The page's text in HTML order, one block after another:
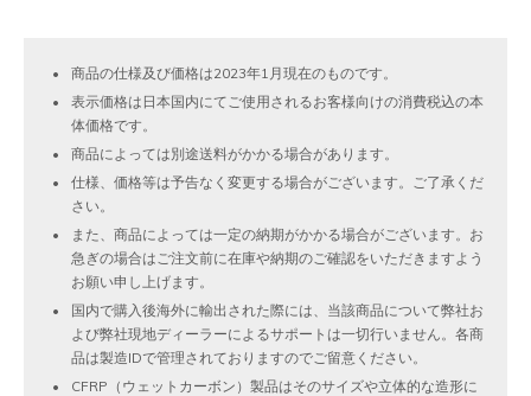
商品の仕様及び価格は2023年1月現在のものです。
表示価格は日本国内にてご使用されるお客様向けの消費税込の本
体価格です。
商品によっては別途送料がかかる場合があります。
仕様、価格等は予告なく変更する場合がございます。ご了承くだ
さい。
また、商品によっては一定の納期がかかる場合がございます。お
急ぎの場合はご注文前に在庫や納期のご確認をいただきますよう
お願い申し上げます。
国内で購入後海外に輸出された際には、当該商品について弊社お
よび弊社現地ディーラーによるサポートは一切行いません。各商
品は製造IDで管理されておりますのでご留意ください。
CFRP（ウェットカーボン）製品はそのサイズや立体的な造形に